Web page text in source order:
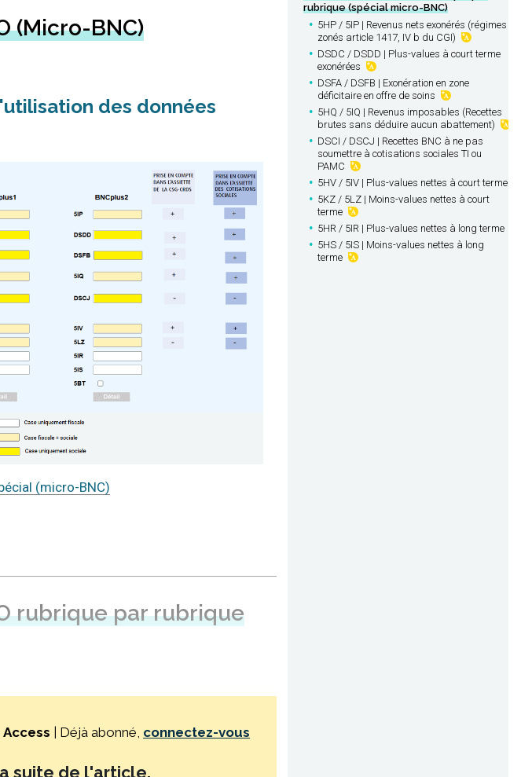
(Micro-BNC)
des données
(micro-BNC)
rubrique par rubrique
| Déjà abonné, connectez-vous
suite de l'article.
rubrique (spécial micro-BNC)
5HP / 5IP | Revenus nets exonérés (régimes
zonés article 1417, IV b du CGI)
DSDC / DSDD | Plus-values à court terme
exonérées
DSFA / DSFB | Exonération en zone
déficitaire en offre de soins
5HQ / 5IQ | Revenus imposables (Recettes
brutes sans déduire aucun abattement)
DSCI / DSCJ | Recettes BNC à ne pas
soumettre à cotisations sociales TI ou
PAMC
5HV / 5IV | Plus-values nettes à court terme
5KZ / 5LZ | Moins-values nettes à court
terme
5HR / 5IR | Plus-values nettes à long terme
5HS / 5IS | Moins-values nettes à long
terme